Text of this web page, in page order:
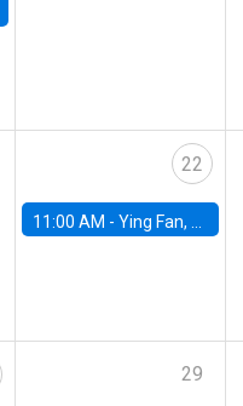
22
11:00 AM -Ying Fan, University of Michigan
29